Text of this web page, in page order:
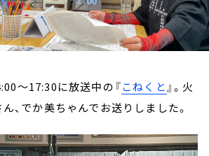
～17:30に放送中の『こねくと』。火
、でか美ちゃんでお送りしました。